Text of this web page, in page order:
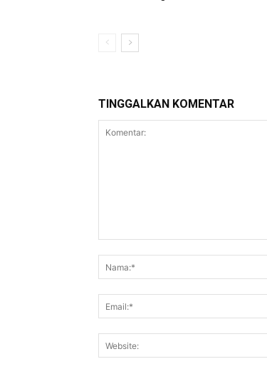
TINGGALKAN KOMENTAR